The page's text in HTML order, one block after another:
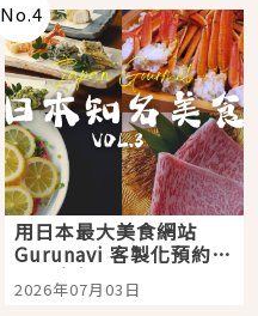
No.4
用日本最大美食網站
Gurunavi 客製化預約九
大都市餐廳，打造專屬
美食體驗！
2026年07月03日